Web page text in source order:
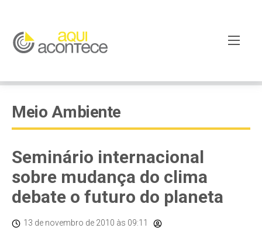
Meio Ambiente
Seminário internacional
sobre mudança do clima
debate o futuro do planeta
13 de novembro de 2010 às 09:11